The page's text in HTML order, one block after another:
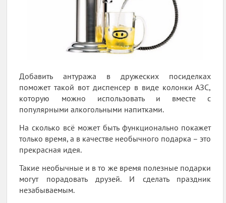
Добавить антуража в дружеских посиделках
поможет такой вот диспенсер в виде колонки АЗС,
которую можно использовать и вместе с
популярными алкогольными напитками.
На сколько всё может быть функционально покажет
только время, а в качестве необычного подарка – это
прекрасная идея.
Такие необычные и в то же время полезные подарки
могут порадовать друзей. И сделать праздник
незабываемым.